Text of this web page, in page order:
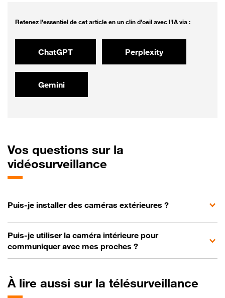
Retenez l'essentiel de cet article en un clin d'oeil avec l'IA via :
ChatGPT Perplexity
Gemini
Vos questions sur la
vidéosurveillance
Puis-je installer des caméras extérieures ?
Puis-je utiliser la caméra intérieure pour
communiquer avec mes proches ?
Àlire aussi sur la télésurveillance